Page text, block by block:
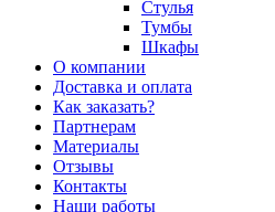
Стулья
Тумбы
Шкафы
О компании
Доставка и оплата
Как заказать?
Партнерам
Материалы
Отзывы
Контакты
Наши работы